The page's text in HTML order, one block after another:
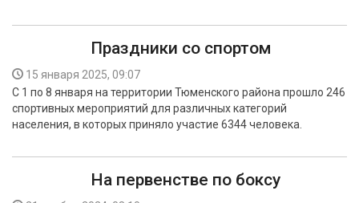
Праздники со спортом
15 января 2025, 09:07
С 1 по 8 января на территории Тюменского района прошло 246
спортивных мероприятий для различных категорий
населения, в которых приняло участие 6344 человека.
На первенстве по боксу